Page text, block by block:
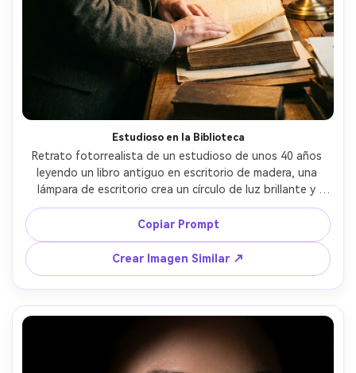
Estudioso en la Biblioteca
Retrato fotorrealista de un estudioso de unos 40 años
leyendo un libro antiguo en escritorio de madera, una
lámpara de escritorio crea un círculo de luz brillante y
sombras profundas alrededor, estantes desapareciendo
en la oscuridad, tomada con Nikon Z8 50mm f/1.8,
encuadre tres cuartos, reflejos cálidos, claroscuro
atmosférico, detalle nítido en manos y papel --ar 4:5
Copiar Prompt
Crear Imagen Similar ↗